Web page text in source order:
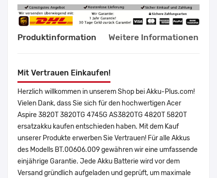
Produktinformation Weitere Informationen
Mit Vertrauen Einkaufen!
Herzlich willkommen in unserem Shop bei Akku-Plus.com!
Vielen Dank, dass Sie sich für den hochwertigen Acer
Aspire 3820T 3820TG 4745G AS3820TG 4820T 5820T
ersatzakku kaufen entschieden haben. Mit dem Kauf
unserer Produkte erwerben Sie Vertrauen! Für alle Akkus
des Modells BT.00606.009 gewähren wir eine umfassende
einjährige Garantie. Jede Akku Batterie wird vor dem
Versand gründlich aufgeladen und geprüft, um maximale